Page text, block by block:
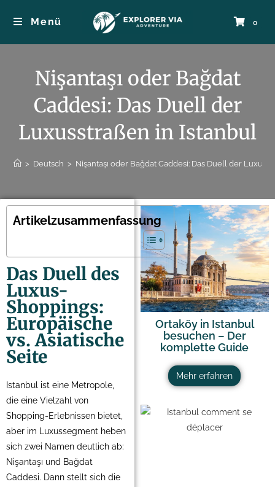
Menü 0
Nişantaşı oder Bağdat
Caddesi: Das Duell der
Luxusstraßen in Istanbul
> Deutsch > Nişantaşı oder Bağdat Caddesi: Das Duell der
Ortaköy in Istanbul
besuchen – Der
komplette Guide
Mehr erfahren
Artikelzusammenfassung
Das Duell des
Luxus-
Shoppings:
Europäische
vs. Asiatische
Seite
Istanbul ist eine Metropole,
die eine Vielzahl von
Shopping-Erlebnissen bietet,
aber im Luxussegment heben
sich zwei Namen deutlich ab:
Nişantaşı und Bağdat
Caddesi. Dann stellt sich die